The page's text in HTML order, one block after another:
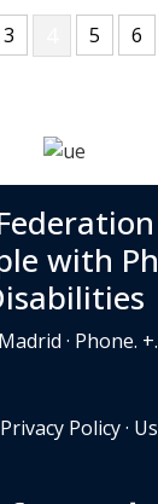
3(current)(current)
5 6
with
· Phone.
Privacy Policy·